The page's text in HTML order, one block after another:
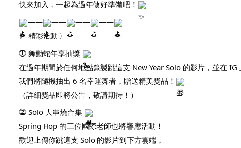
快來加入，一起為過年做好準備吧！
——
—— ——
——
〖 精彩活動 〗
⓵ 舞動蛇年享抽獎
在過年期間於任何地點錄製跳這支 New Year Solo 的影片，並在
我們將隨機抽出 6 名幸運舞者，贈送精美獎品！
（詳細獎品即將公告，敬請期待！）
⓶ Solo 大串燒合集
Spring Hop 的三位國際老師也將響應活動！
歡迎上傳你跳這支 Solo 的影片到下方雲端，